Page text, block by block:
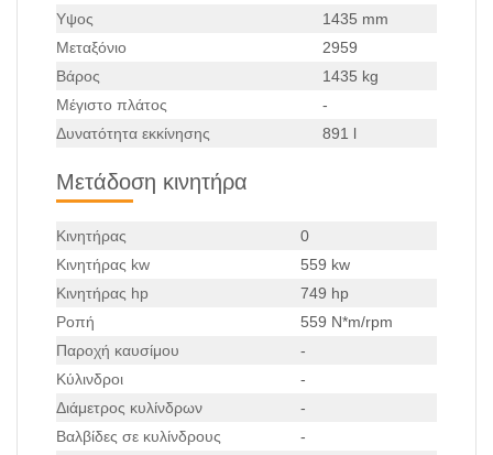
Υψος
1435 mm
Μεταξόνιο
2959
Βάρος
1435 kg
Μέγιστο πλάτος
-
Δυνατότητα εκκίνησης
891 l
Μετάδοση κινητήρα
Κινητήρας
0
Κινητήρας kw
559 kw
Κινητήρας hp
749 hp
Ροπή
559 N*m/rpm
Παροχή καυσίμου
-
Κύλινδροι
-
Διάμετρος κυλίνδρων
-
Βαλβίδες σε κυλίνδρους
-